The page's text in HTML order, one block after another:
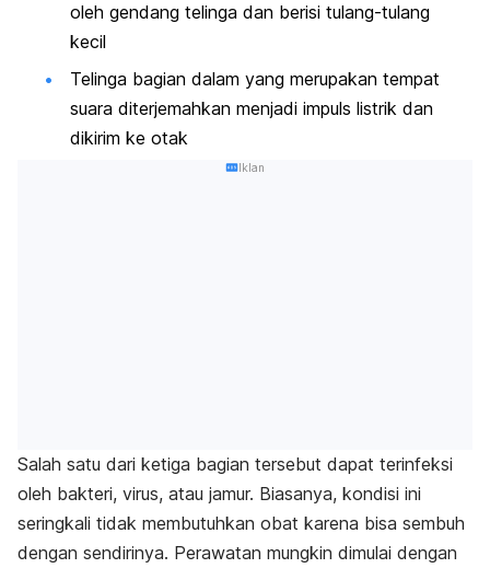
oleh gendang telinga dan berisi tulang-tulang
kecil
Telinga bagian dalam yang merupakan tempat
suara diterjemahkan menjadi impuls listrik dan
dikirim ke otak
Iklan
Salah satu dari ketiga bagian tersebut dapat terinfeksi
oleh bakteri, virus, atau jamur. Biasanya, kondisi ini
seringkali tidak membutuhkan obat karena bisa sembuh
dengan sendirinya. Perawatan mungkin dimulai dengan